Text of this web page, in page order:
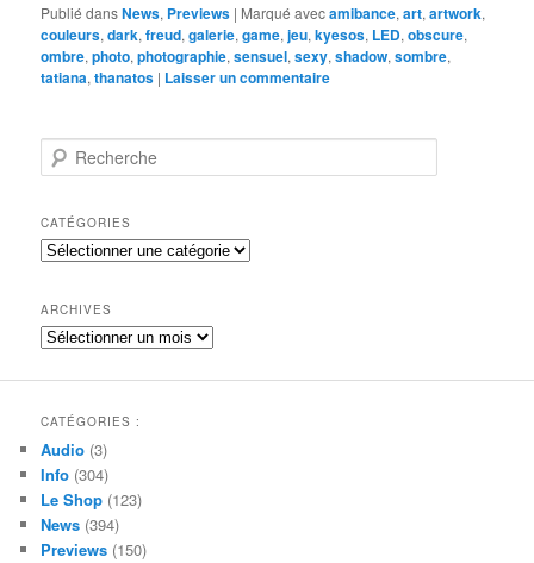
Publié dansNews, Previews | Marqué avecamibance,art,artwork,
couleurs,dark,freud,galerie,game,jeu,kyesos, LED,obscure,
ombre,photo,photographie,sensuel,sexy,shadow,sombre,
tatiana,thanatos | Laisser un commentaire
e
h
e
r
h
e
CATÉGORIES
Catégories
ARCHIVES
Archives
CATÉGORIES :
Audio (3)
Info (304)
Le Shop (123)
News (394)
Previews (150)